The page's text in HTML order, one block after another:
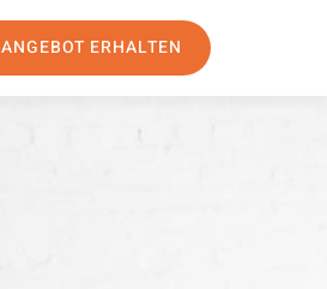
ANGEBOT ERHALTEN